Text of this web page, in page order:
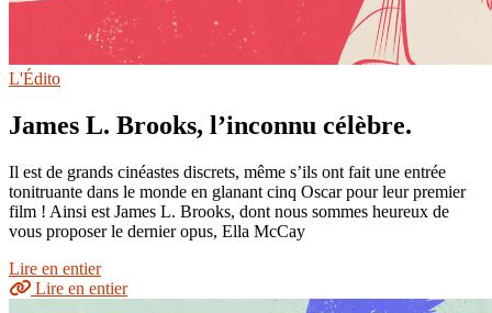
L'Édito
James L. Brooks, l’inconnu célèbre.
Il est de grands cinéastes discrets, même s’ils ont fait une entrée
tonitruante dans le monde en glanant cinq Oscar pour leur premier
film ! Ainsi est James L. Brooks, dont nous sommes heureux de
vous proposer le dernier opus, Ella McCay
Lire en entier
Lire en entier